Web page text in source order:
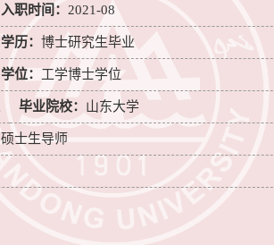
入职时间： 2021-08
学历： 博士研究生毕业
学位： 工学博士学位
毕业院校： 山东大学
硕士生导师